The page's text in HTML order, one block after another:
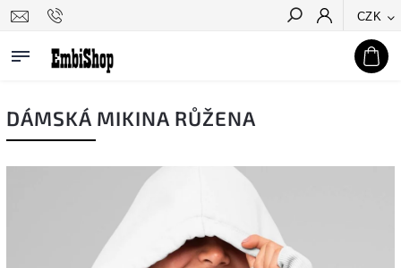
CZK
Hledat
DÁMSKÁ MIKINA RŮŽENA